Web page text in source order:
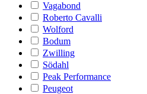
Vagabond
Roberto Cavalli
Wolford
Bodum
Zwilling
Södahl
Peak Performance
Peugeot